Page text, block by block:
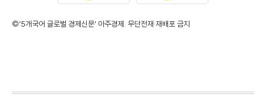
©'5개국어 글로벌 경제신문' 아주경제. 무단전재·재배포 금지